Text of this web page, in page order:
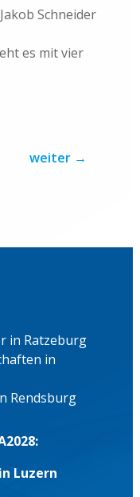
Schneider
es mit vier
weiter →
in Ratzeburg
in
Rendsburg
Luzern